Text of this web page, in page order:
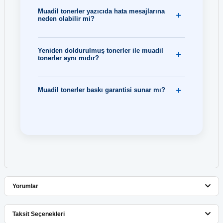
Muadil tonerler yazıcıda hata mesajlarına
neden olabilir mi?
Yeniden doldurulmuş tonerler ile muadil
tonerler aynı mıdır?
Muadil tonerler baskı garantisi sunar mı?
Yorumlar
Taksit Seçenekleri